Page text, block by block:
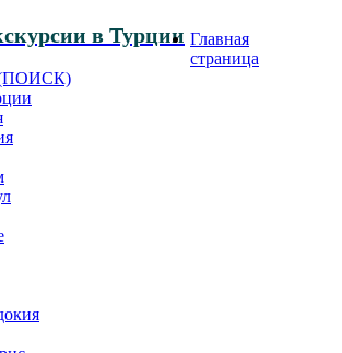
в Турции Главная
страница